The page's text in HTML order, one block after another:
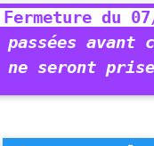
Fermeture du
passées
seront